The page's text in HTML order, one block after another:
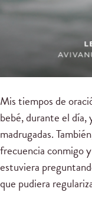
Mis tiempos de
bebé, durante el día,
madrugadas.
frecuencia conmigo
estuviera
que pudiera